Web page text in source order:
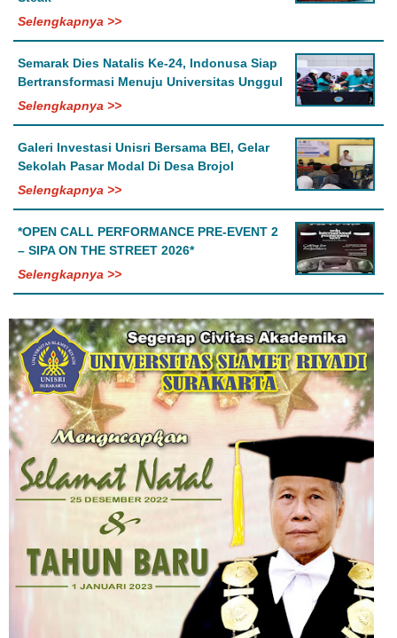
Selengkapnya >>
Semarak Dies Natalis Ke-24, Indonusa Siap
Bertransformasi Menuju Universitas Unggul
Selengkapnya >>
Galeri Investasi Unisri Bersama BEI, Gelar
Sekolah Pasar Modal Di Desa Brojol
Selengkapnya >>
*OPEN CALL PERFORMANCE PRE-EVENT 2
– SIPA ON THE STREET 2026*
Selengkapnya >>